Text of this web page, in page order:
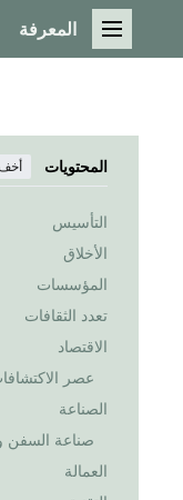
القائمة الرئيسية
المعرفة
المحتويات
التأسيس
الأخلاق
المؤسسات
تعدد الثقافات
الاقتصاد
عصر
الصناعة
صناعة السفن
العمالة